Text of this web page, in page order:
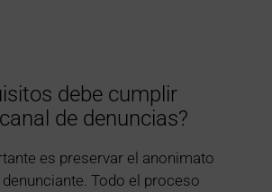
debe cumplir
de denuncias?
es preservar el anonimato
Todo el proceso